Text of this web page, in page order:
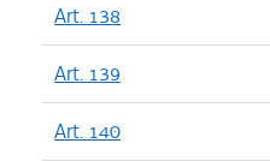
Art. 138
Art. 139
Art. 140